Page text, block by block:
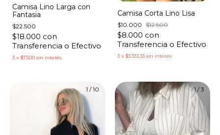
Camisa Lino Larga con
Fantasia
$22.500
$18.000 con
Transferencia o Efectivo
3 x $7.500 sin interés
Camisa Corta Lino Lisa
$10.000 $12.500
$8.000 con
Transferencia o Efectivo
3 x $3.333,33 sin interés
1 /10 1 /3